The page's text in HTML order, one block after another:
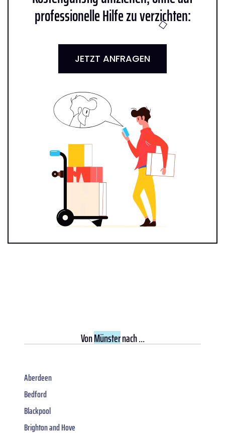
professionelle Hilfe zu verzichten:
JETZT ANFRAGEN
VonMünsternach ...
Aberdeen
Bedford
Blackpool
Brighton and Hove